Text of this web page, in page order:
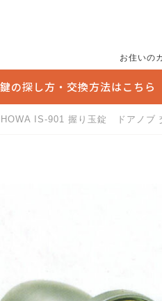
お住いの
の探し方・交換方法はこちら
IS-901 握り玉錠 ドアノブ